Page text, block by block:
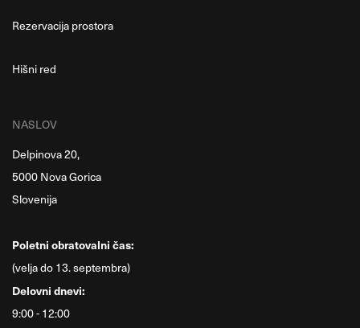
Rezervacija prostora
Hišni red
NASLOV
Delpinova 20,
5000 Nova Gorica
Slovenija
Poletni obratovalni čas:
(velja do 13. septembra)
Delovni dnevi:
9:00 - 12:00